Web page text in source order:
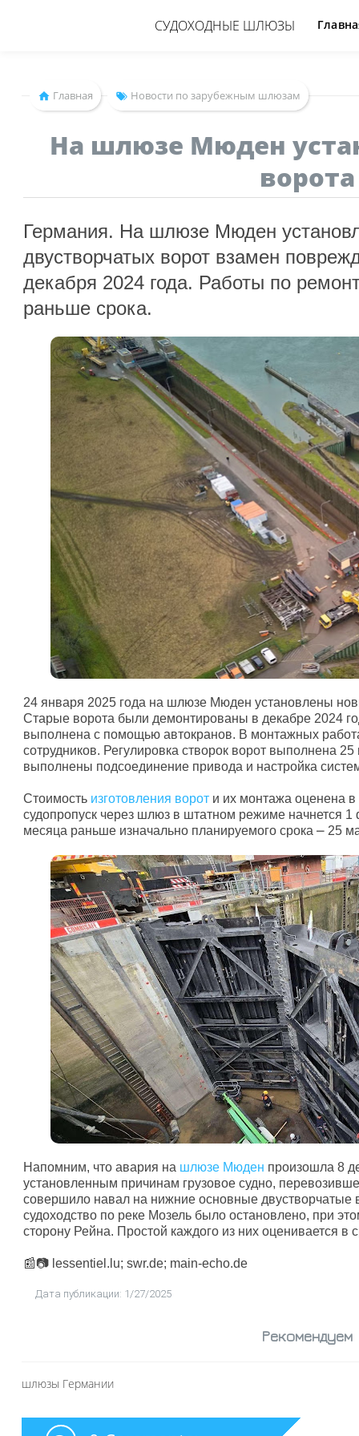
СУДОХОДНЫЕ ШЛЮЗЫ
Главная Новости по зарубежным шлюзам
На шлюзе Мюден
ворота
Германия. На шлюзе Мюден
двустворчатых ворот взамен
декабря 2024 года. Работы по
раньше срока.
24 января 2025 года на шлюзе Мюден установлены
Старые ворота были демонтированы в декабре 2024
выполнена с помощью автокранов. В монтажных
сотрудников. Регулировка створок ворот выполнена 25
выполнены подсоединение привода и настройка
Cтоимость изготовления ворот и их монтажа оценена
судопропуск через шлюз в штатном режиме начнется 1
месяца раньше изначально планируемого срока ⎼ 25
Напомним, что авария на шлюзе Мюден произошла 8
установленным причинам грузовое судно,
совершило навал на нижние основные двустворчатые
судоходство по реке Мозель было остановлено, при
сторону Рейна. Простой каждого из них оценивается в
📰📷 lessentiel.lu; swr.de; main-echo.de
Дата публикации: 1/27/2025
Рекомендуем
шлюзы Германии